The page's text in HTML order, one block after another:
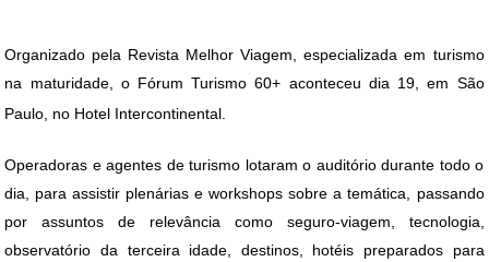
TV ZILDA BRANDÃO
ÚLTIMAS NOTÍCIAS
Organizado pela Revista Melhor Viagem, especializada em turismo
na maturidade, o Fórum Turismo 60+ aconteceu dia 19, em São
Paulo, no Hotel Intercontinental.
Operadoras e agentes de turismo lotaram o auditório durante todo o
dia, para assistir plenárias e workshops sobre a temática, passando
por assuntos de relevância como seguro-viagem, tecnologia,
observatório da terceira idade, destinos, hotéis preparados para